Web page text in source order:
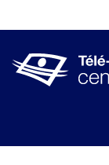
au
principal